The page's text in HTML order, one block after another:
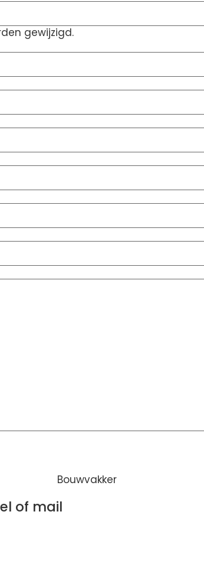
gewijzigd.
of mail